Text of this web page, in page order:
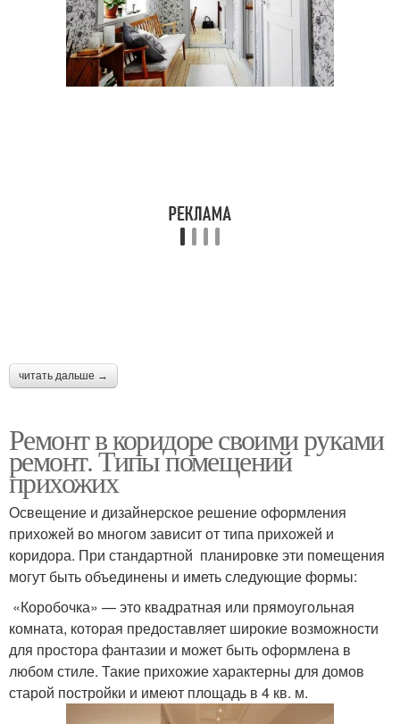
читать дальше →
Ремонт в коридоре своими руками
ремонт. Типы помещений
прихожих
Освещение и дизайнерское решение оформления
прихожей во многом зависит от типа прихожей и
коридора. При стандартной планировке эти помещения
могут быть объединены и иметь следующие формы:
«Коробочка» — это квадратная или прямоугольная
комната, которая предоставляет широкие возможности
для простора фантазии и может быть оформлена в
любом стиле. Такие прихожие характерны для домов
старой постройки и имеют площадь в 4 кв. м.